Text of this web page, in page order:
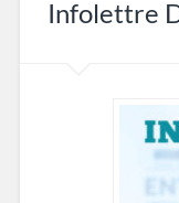
Infolettre